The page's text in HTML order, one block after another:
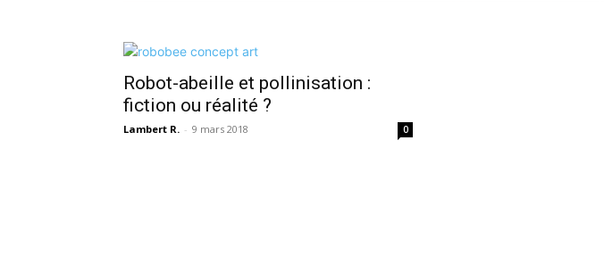
Robot-abeille et pollinisation :
fiction ou réalité ?
Lambert R. - 9 mars 2018 0